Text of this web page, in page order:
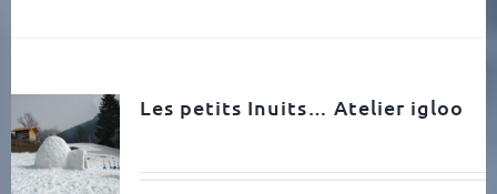
Les petits Inuits… Atelier igloo